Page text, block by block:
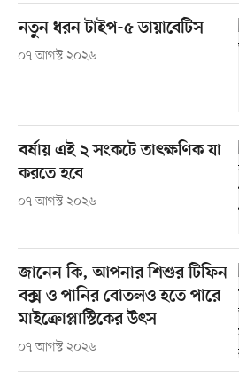
নতুন ধরন টাইপ-৫ ডায়াবেটিস
০৭ আগস্ট ২০২৬
বর্ষায় এই ২ সংকটে তাৎক্ষণিক যা
করতে হবে
০৭ আগস্ট ২০২৬
জানেন কি, আপনার শিশুর টিফিন
বক্স ও পানির বোতলও হতে পারে
মাইক্রোপ্লাস্টিকের উৎস
০৭ আগস্ট ২০২৬